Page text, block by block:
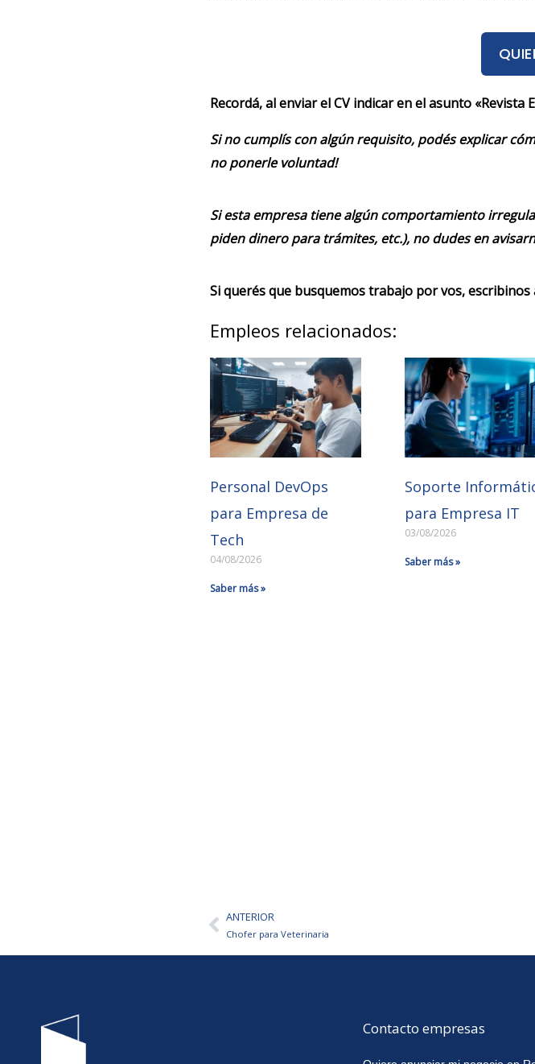
Recordá, al enviar el CV indicar en el asunto
Si no cumplís con algún requisito, podés explicar
no ponerle voluntad!
Si esta empresa tiene algún comportamiento
piden dinero para trámites, etc.), no dudes en
Si querés que busquemos trabajo por vos, escribinos
Empleos relacionados:
Personal DevOps
para Empresa de
Tech
04/08/2026
Saber más »
Soporte
para Empresa IT
03/08/2026
Saber más »
AntANTERIOR
Chofer para Veterinaria
Contacto empresas